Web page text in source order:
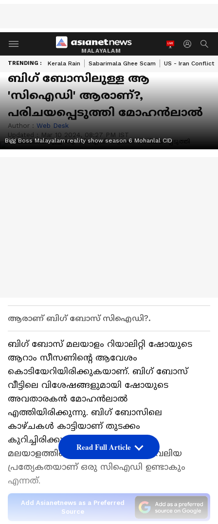
MALAYALAM
TRENDING : Kerala Rain Sabarimala Ghee Scam US - Iran Conflict
ബിഗ് ബോസിലുള്ള ആ
'സിഐഡി' ആരാണ്?,
പരിചയപ്പെടുത്തി മോഹൻലാല്‍
Author : Web Desk
Updated : Mar 10 2024, 08:27 PM IST
Bigg Boss Malayalam reality show season 6 Mohanlal CID
ആരാണ് ബിഗ് ബോസ് സിഐഡി?.
ബിഗ് ബോസ് മലയാളം റിയാലിറ്റി ഷോയുടെ
ആറാം സീസണിന്റെ ആവേശം
കൊടിയേറിയിരിക്കുകയാണ്. ബിഗ് ബോസ്
വീട്ടിലെ വിശേഷങ്ങളുമായി ഷോയുടെ
അവതാരകൻ മോഹൻലാല്‍
എത്തിയിരിക്കുന്നു. ബിഗ് ബോസിലെ
കാഴ്‍ചകള്‍ കാട്ടിയാണ് തുടക്കം
കുറിച്ചിരിക്കുന്നത്. ബിഗ് ബോസ്
മലയാളത്തിന്റെ പുതിയ ഷോയില്‍ വലിയ
പ്രത്യേകതയാണ് ഒരു സിഐഡി ഉണ്ടാകും
എന്നത്.
Add Asianetnews as a Preferred
Source
Read Full Article